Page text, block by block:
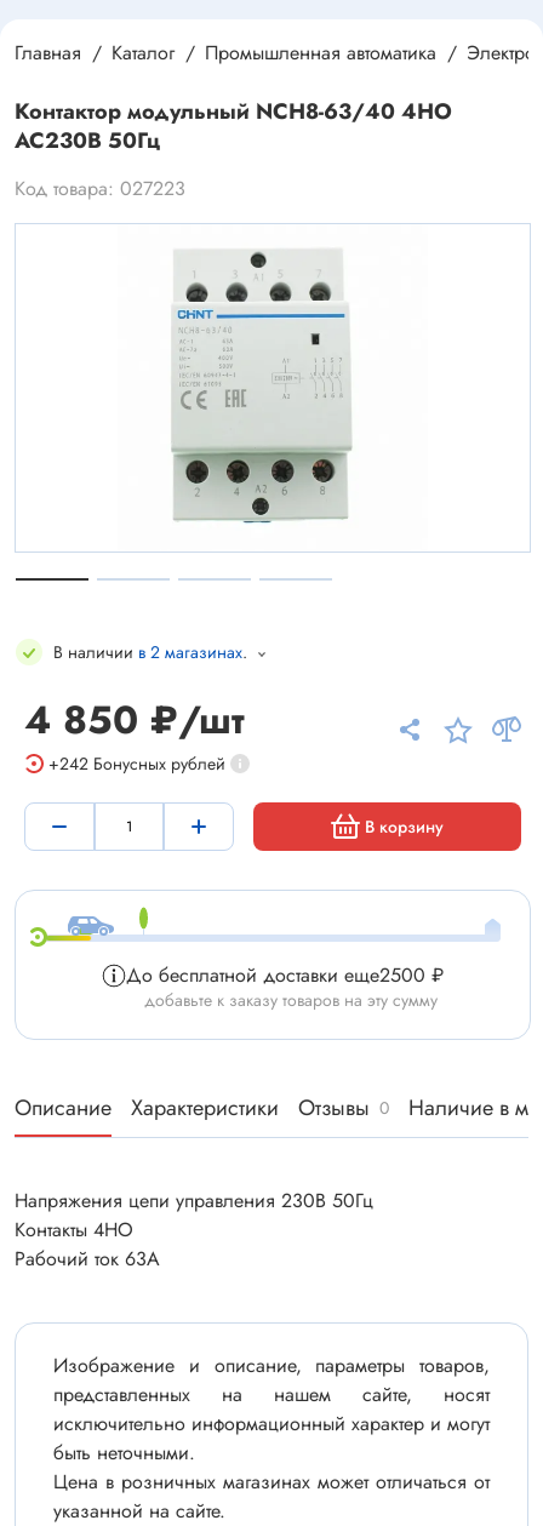
Главная Каталог Промышленная автоматика
Контактор модульный NCH8-63/40 4НО
AC230В 50Гц
Код товара: 027223
В наличии в 2 магазинах.
4 850 ₽/шт
+242 Бонусных рублей
В корзину
До бесплатной доставки еще2500 ₽
добавьте к заказу товаров на эту сумму
Описание Характеристики Отзывы 0 Наличие в
Напряжения цепи управления 230В 50Гц
Контакты 4НО
Рабочий ток 63А
Изображение и описание, параметры товаров,
представленных на нашем сайте, носят
исключительно информационный характер и могут
быть неточными.
Цена в розничных магазинах может отличаться от
указанной на сайте.